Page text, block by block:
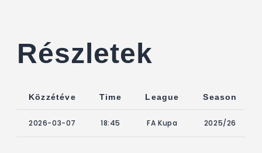
Részletek
Közzétéve Time League Season
2026-03-07 18:45 FA Kupa 2025/26